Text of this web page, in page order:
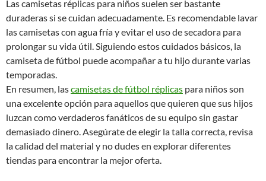
Las camisetas réplicas para niños suelen ser bastante
duraderas si se cuidan adecuadamente. Es recomendable lavar
las camisetas con agua fría y evitar el uso de secadora para
prolongar su vida útil. Siguiendo estos cuidados básicos, la
camiseta de fútbol puede acompañar a tu hijo durante varias
temporadas.
En resumen, lascamisetas de fútbol réplicas para niños son
una excelente opción para aquellos que quieren que sus hijos
luzcan como verdaderos fanáticos de su equipo sin gastar
demasiado dinero. Asegúrate de elegir la talla correcta, revisa
la calidad del material y no dudes en explorar diferentes
tiendas para encontrar la mejor oferta.